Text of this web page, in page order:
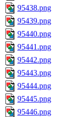
95438.png
95439.png
95440.png
95441.png
95442.png
95443.png
95444.png
95445.png
95446.png